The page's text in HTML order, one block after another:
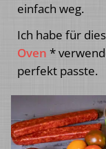
einfach weg.
Ich habe für
Oven *
perfekt passte.